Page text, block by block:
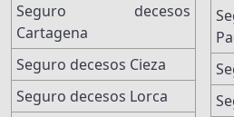
Seguro decesos
Cartagena
Seguro decesos Cieza
Seguro decesos Lorca